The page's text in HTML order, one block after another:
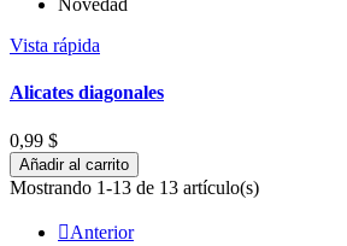
Novedad
Vista rápida
Alicates diagonales
0,99 $
Añadir al carrito
Mostrando 1-13 de 13 artículo(s)
Anterior